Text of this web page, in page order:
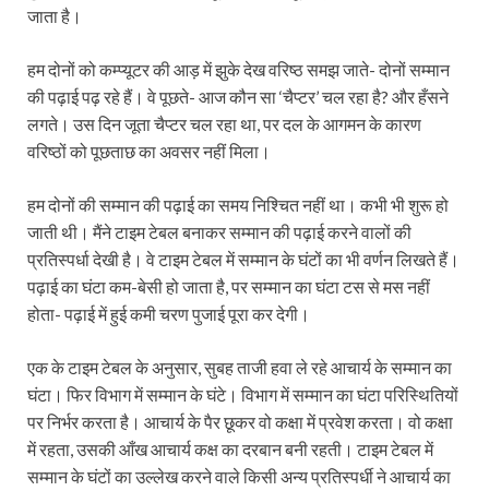
जाता है।
हम दोनों को कम्प्यूटर की आड़ में झुके देख वरिष्ठ समझ जाते- दोनों सम्मान
की पढ़ाई पढ़ रहे हैं। वे पूछते- आज कौन सा ‘चैप्टर’ चल रहा है? और हँसने
लगते। उस दिन जूता चैप्टर चल रहा था, पर दल के आगमन के कारण
वरिष्ठों को पूछताछ का अवसर नहीं मिला।
हम दोनों की सम्मान की पढ़ाई का समय निश्चित नहीं था। कभी भी शुरू हो
जाती थी। मैंने टाइम टेबल बनाकर सम्मान की पढ़ाई करने वालों की
प्रतिस्पर्धा देखी है। वे टाइम टेबल में सम्मान के घंटों का भी वर्णन लिखते हैं।
पढ़ाई का घंटा कम-बेसी हो जाता है, पर सम्मान का घंटा टस से मस नहीं
होता- पढ़ाई में हुई कमी चरण पुजाई पूरा कर देगी।
एक के टाइम टेबल के अनुसार, सुबह ताजी हवा ले रहे आचार्य के सम्मान का
घंटा। फिर विभाग में सम्मान के घंटे। विभाग में सम्मान का घंटा परिस्थितियों
पर निर्भर करता है। आचार्य के पैर छूकर वो कक्षा में प्रवेश करता। वो कक्षा
में रहता, उसकी आँख आचार्य कक्ष का दरबान बनी रहती। टाइम टेबल में
सम्मान के घंटों का उल्लेख करने वाले किसी अन्य प्रतिस्पर्धी ने आचार्य का